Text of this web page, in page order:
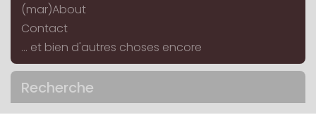
(mar)About
Contact
... et bien d'autres choses encore
Recherche